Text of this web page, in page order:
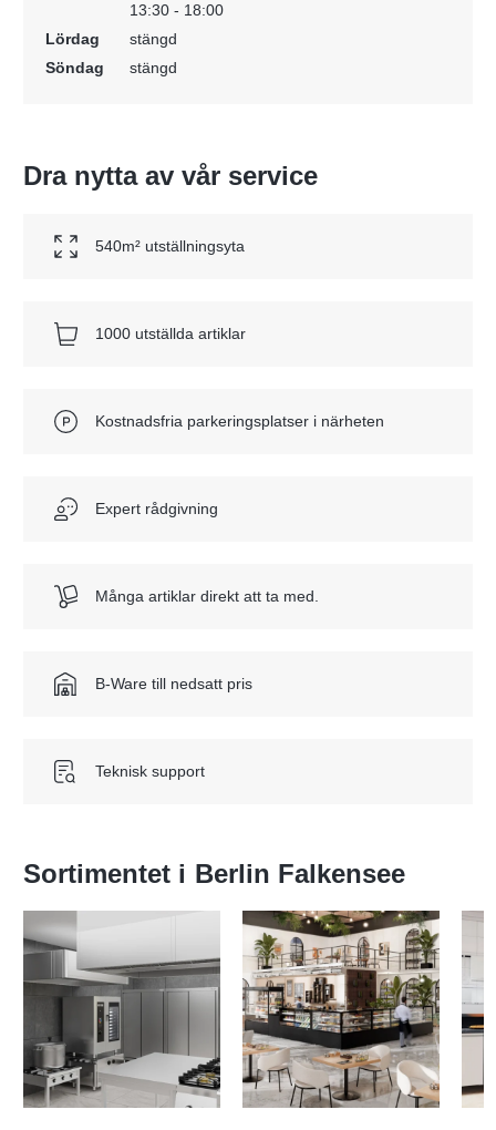
13:30 - 18:00
Lördag
stängd
Söndag
stängd
Dra nytta av vår service
540m² utställningsyta
1000 utställda artiklar
Kostnadsfria parkeringsplatser i närheten
Expert rådgivning
Många artiklar direkt att ta med.
B-Ware till nedsatt pris
Teknisk support
Sortimentet i Berlin Falkensee